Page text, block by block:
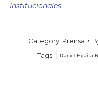
Institucionales
Category: Prensa
Tags:
Daniel Egaña